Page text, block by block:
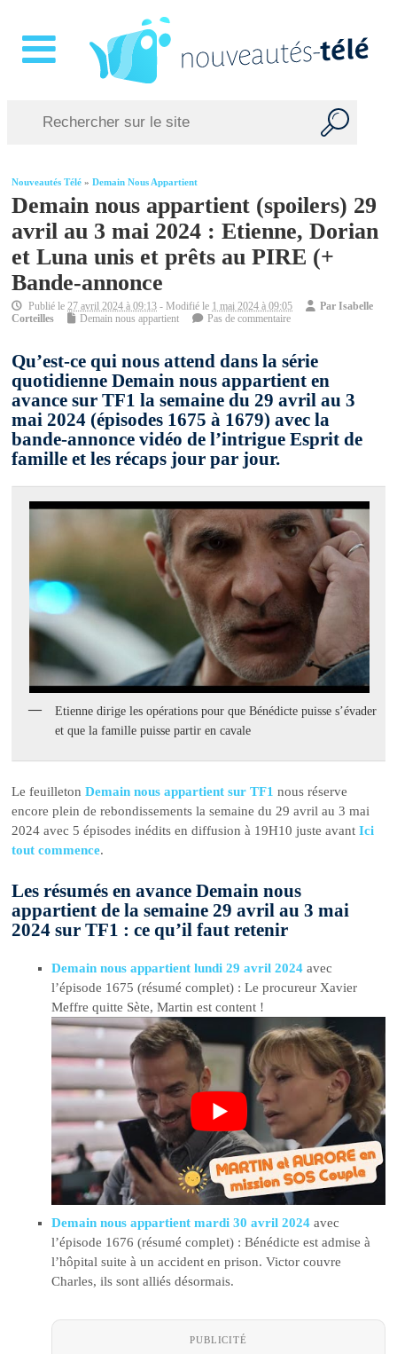
Nouveautés Télé »Demain Nous Appartient
Demain nous appartient (spoilers) 29
avril au 3 mai 2024 : Etienne, Dorian
et Luna unis et prêts au PIRE (+
Bande-annonce
Publié le27 avril 2024 à 09:13 - Modifié le 1 mai 2024 à 09:05 ParIsabelle
Corteilles
Demain nous appartient Pas de commentaire
Qu’est-ce qui nous attend dans la série
quotidienne Demain nous appartient en
avance sur TF1 la semaine du 29 avril au 3
mai 2024 (épisodes 1675 à 1679) avec la
bande-annonce vidéo de l’intrigue Esprit de
famille et les récaps jour par jour.
Etienne dirige les opérations pour que Bénédicte puisse s’évader
et que la famille puisse partir en cavale
Le feuilletonDemain nous appartient sur TF1nous réserve
encore plein de rebondissements la semaine du 29 avril au 3 mai
2024 avec 5 épisodes inédits en diffusion à 19H10 juste avantIci
tout commence.
Les résumés en avance Demain nous
appartient de la semaine 29 avril au 3 mai
2024 sur TF1 : ce qu’il faut retenir
Demain nous appartient lundi 29 avril 2024 avec
l’épisode 1675 (résumé complet) : Le procureur Xavier
Meffre quitte Sète, Martin est content !
Demain nous appartient mardi 30 avril 2024 avec
l’épisode 1676 (résumé complet) : Bénédicte est admise à
l’hôpital suite à un accident en prison. Victor couvre
Charles, ils sont alliés désormais.
PUBLICITÉ